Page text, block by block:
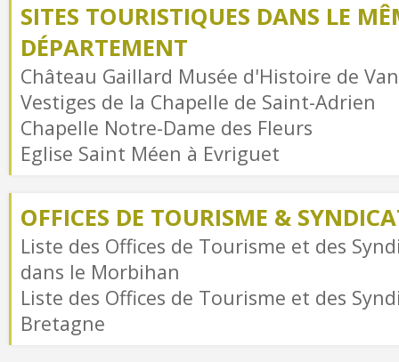
SITES TOURISTIQUES DANS LE
DÉPARTEMENT
Château Gaillard Musée d'Histoire de
Vestiges de la Chapelle de Saint-Adrien
Chapelle Notre-Dame des Fleurs
Eglise Saint Méen à Evriguet
OFFICES DE TOURISME &
Liste des Offices de Tourisme et des
dans le Morbihan
Liste des Offices de Tourisme et des
Bretagne